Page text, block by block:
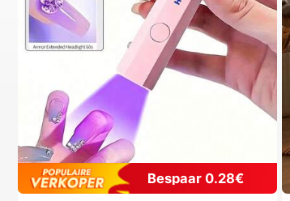
Bespaar 0.28€